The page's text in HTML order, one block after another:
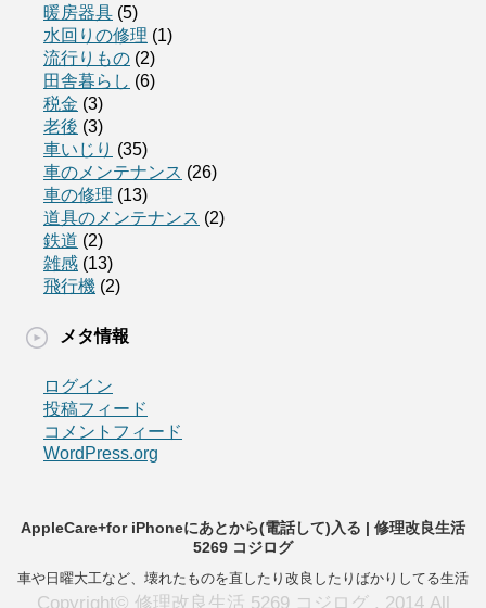
暖房器具 (5)
水回りの修理 (1)
流行りもの (2)
田舎暮らし (6)
税金 (3)
老後 (3)
車いじり (35)
車のメンテナンス (26)
車の修理 (13)
道具のメンテナンス (2)
鉄道 (2)
雑感 (13)
飛行機 (2)
メタ情報
ログイン
投稿フィード
コメントフィード
WordPress.org
AppleCare+for iPhoneにあとから(電話して)入る | 修理改良生活
5269 コジログ
車や日曜大工など、壊れたものを直したり改良したりばかりしてる生活
Copyright© 修理改良生活 5269 コジログ , 2014 All